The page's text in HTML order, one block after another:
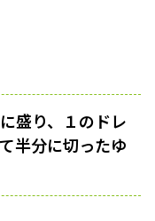
盛り、１のドレ
半分に切ったゆ